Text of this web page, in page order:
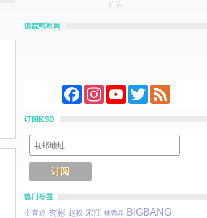
广告
追踪韩星网
FacebookInstagramYouTubeTwitterFeed
订阅KSD
热门标签
金宣虎 玄彬 赵权 宋江 林秀晶 BIGBANG